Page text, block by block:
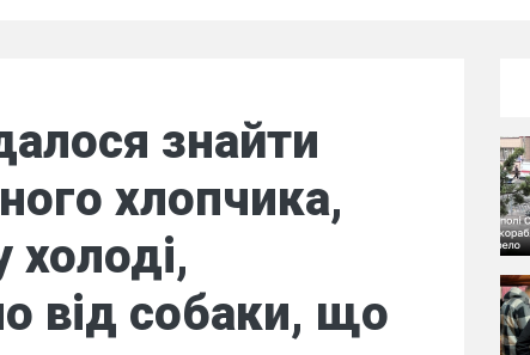
знайти
хлопчика,
холоді,
від собаки, що